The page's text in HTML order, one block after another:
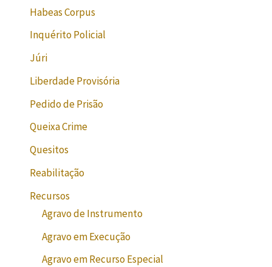
Habeas Corpus
Inquérito Policial
Júri
Liberdade Provisória
Pedido de Prisão
Queixa Crime
Quesitos
Reabilitação
Recursos
Agravo de Instrumento
Agravo em Execução
Agravo em Recurso Especial